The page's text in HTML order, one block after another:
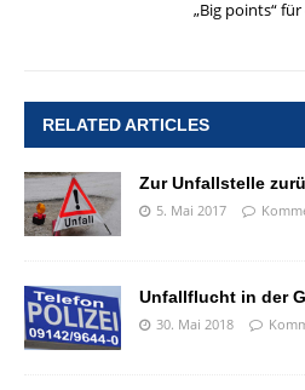
„Big points“
RELATED ARTICLES
Zur Unfallstelle
5. Mai 2017
Unfallflucht in der
30. Mai 2018